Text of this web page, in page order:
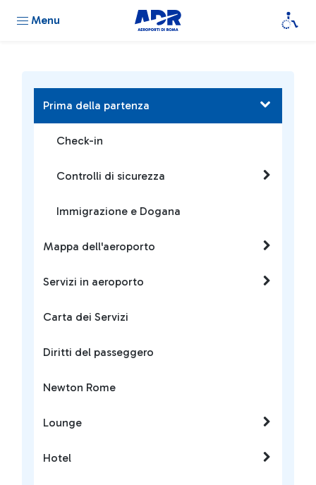
Menu
Prima della partenza
Check-in
Controlli di sicurezza
Immigrazione e Dogana
Mappa dell'aeroporto
Servizi in aeroporto
Carta dei Servizi
Diritti del passeggero
Newton Rome
Lounge
Hotel